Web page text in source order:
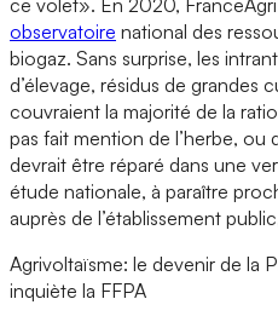
observatoire national des
biogaz. Sans surprise, les
d’élevage, résidus de grandes
couvraient la majorité de la
pas fait mention de l’herbe, ou
devrait être réparé dans une
étude nationale, à paraître
auprès de l’établissement
Agrivoltaïsme: le devenir de la
inquiète la FFPA